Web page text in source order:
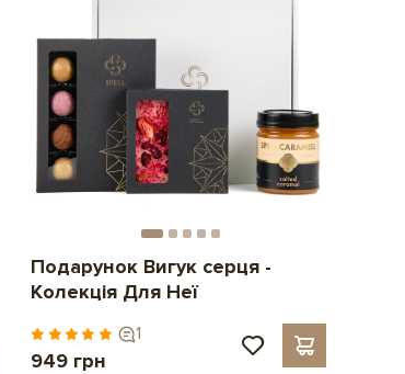
Подарунок Вигук серця -
Колекція Для Неї
1
949 грн